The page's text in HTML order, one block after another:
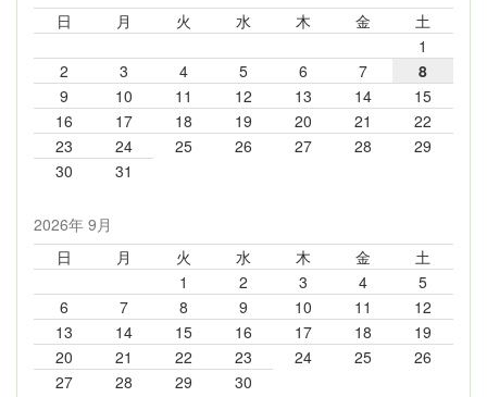
日
月 火 水 木 金
土
1
2
3 4 5 6 7
8
9
10 11 12 13 14
15
16
17 18 19 20 21
22
23
24 25 26 27 28
29
30
31
2026年 9月
日
月 火 水 木 金
土
1
2 3 4
5
6
7 8 9 10 11
12
13
14 15 16 17 18
19
20
21 22 23 24 25
26
27
28 29 30